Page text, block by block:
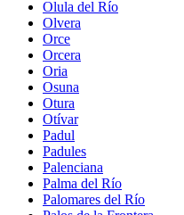
Olula del Río
Olvera
Orce
Orcera
Oria
Osuna
Otura
Otívar
Padul
Padules
Palenciana
Palma del Río
Palomares del Río